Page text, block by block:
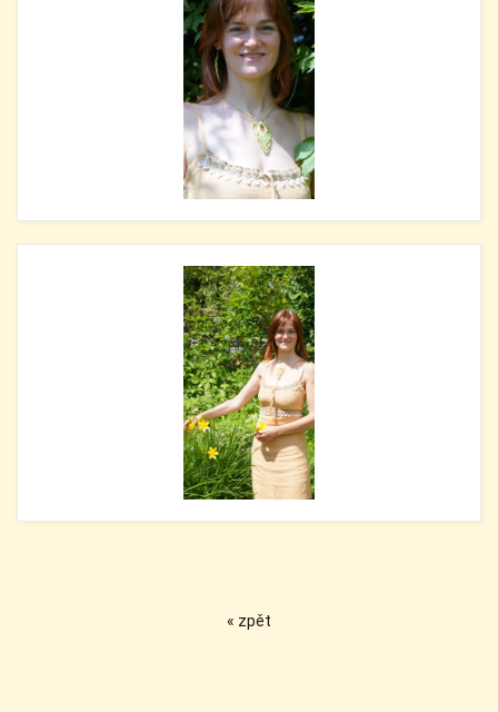
« zpět